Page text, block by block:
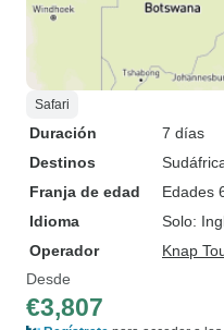
Safari
Duración
7 días
Destinos
Franja de edad
Edades
Idioma
Solo:
Operador
Knap
Desde
€3,807